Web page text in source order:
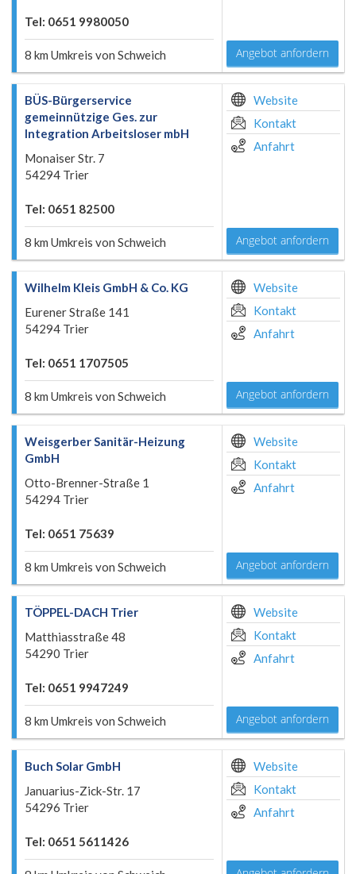
Tel: 0651 9980050
8 km Umkreis von Schweich Angebot anfordern
BÜS-Bürgerservice
gemeinnützige Ges. zur
Integration Arbeitsloser mbH
Monaiser Str. 7
54294 Trier
Tel: 0651 82500
8 km Umkreis von Schweich
Website
Kontakt
Anfahrt
Angebot anfordern
Wilhelm Kleis GmbH & Co. KG
Eurener Straße 141
54294 Trier
Tel: 0651 1707505
8 km Umkreis von Schweich
Website
Kontakt
Anfahrt
Angebot anfordern
Weisgerber Sanitär-Heizung
GmbH
Otto-Brenner-Straße 1
54294 Trier
Tel: 0651 75639
8 km Umkreis von Schweich
Website
Kontakt
Anfahrt
Angebot anfordern
TÖPPEL-DACH Trier
Matthiasstraße 48
54290 Trier
Tel: 0651 9947249
8 km Umkreis von Schweich
Website
Kontakt
Anfahrt
Angebot anfordern
Buch Solar GmbH
Januarius-Zick-Str. 17
54296 Trier
Tel: 0651 5611426
Website
Kontakt
Anfahrt